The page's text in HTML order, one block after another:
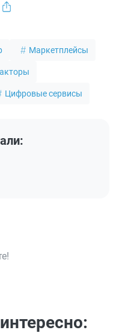
Маркетплейсы
Цифровые сервисы